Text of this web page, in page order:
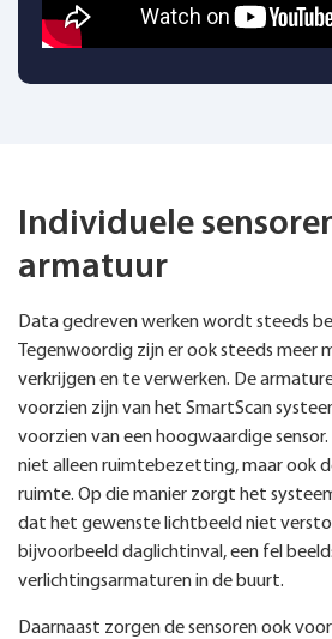
Individuele
armatuur
Data gedreven werken wordt steeds
Tegenwoordig zijn er ook steeds meer
verkrijgen en te verwerken. De
voorzien zijn van het SmartScan
voorzien van een hoogwaardige
niet alleen ruimtebezetting, maar ook
ruimte. Op die manier zorgt het
dat het gewenste lichtbeeld niet
bijvoorbeeld daglichtinval, een fel
verlichtingsarmaturen in de buurt.
Daarnaast zorgen de sensoren ook